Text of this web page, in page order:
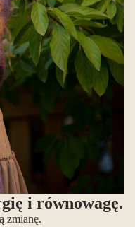
i równowagę.
zmianę.